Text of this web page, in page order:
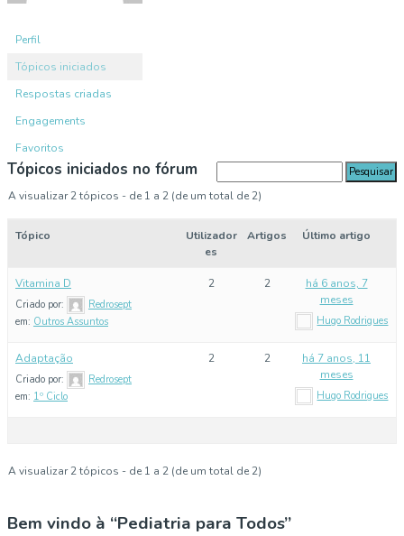
Perfil
Tópicos iniciados
Respostas criadas
Engagements
Favoritos
Tópicos iniciados no fórum
A visualizar 2 tópicos - de 1 a 2 (de um total de 2)
Tópico
Utilizador
es
Artigos Último artigo
Vitamina D
Criado por:
Redrosept
em: Outros Assuntos
2 2
há 6 anos, 7
meses
Hugo Rodrigues
Adaptação
Criado por:
Redrosept
em: 1º Ciclo
2 2
há 7 anos, 11
meses
Hugo Rodrigues
A visualizar 2 tópicos - de 1 a 2 (de um total de 2)
Bem vindo à “Pediatria para Todos”